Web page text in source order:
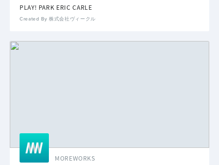
PLAY! PARK ERIC CARLE
Created By 株式会社ヴィークル
MOREWORKS